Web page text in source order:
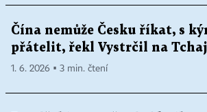
Čína nemůže Česku říkat, s
přátelit, řekl Vystrčil na
1. 6. 2026 ▪ 3 min. čtení